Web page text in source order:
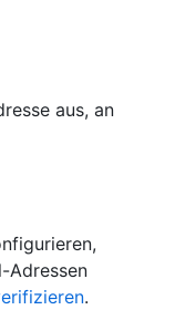
aus, an
Adressen
.